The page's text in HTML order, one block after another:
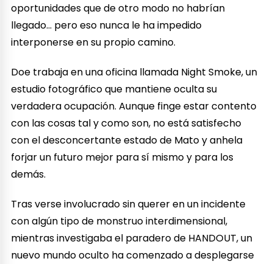
oportunidades que de otro modo no habrían
llegado… pero eso nunca le ha impedido
interponerse en su propio camino.
Doe trabaja en una oficina llamada Night Smoke, un
estudio fotográfico que mantiene oculta su
verdadera ocupación. Aunque finge estar contento
con las cosas tal y como son, no está satisfecho
con el desconcertante estado de Mato y anhela
forjar un futuro mejor para sí mismo y para los
demás.
Tras verse involucrado sin querer en un incidente
con algún tipo de monstruo interdimensional,
mientras investigaba el paradero de HANDOUT, un
nuevo mundo oculto ha comenzado a desplegarse